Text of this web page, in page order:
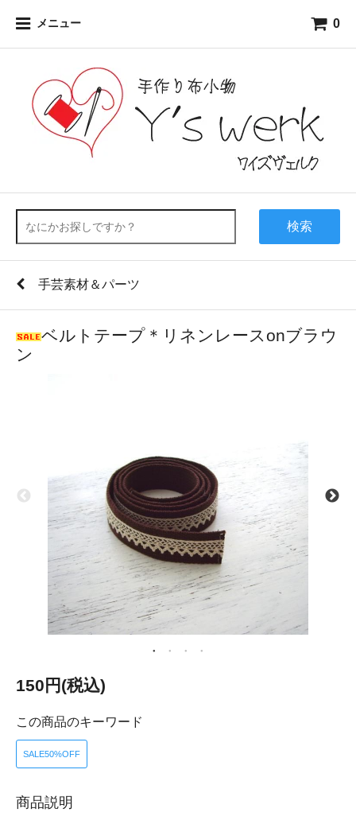
メニュー 0
検索
手芸素材＆パーツ
ベルトテープ＊リネンレースonブラウ
ン
150円(税込)
この商品のキーワード
SALE50%OFF
商品説明